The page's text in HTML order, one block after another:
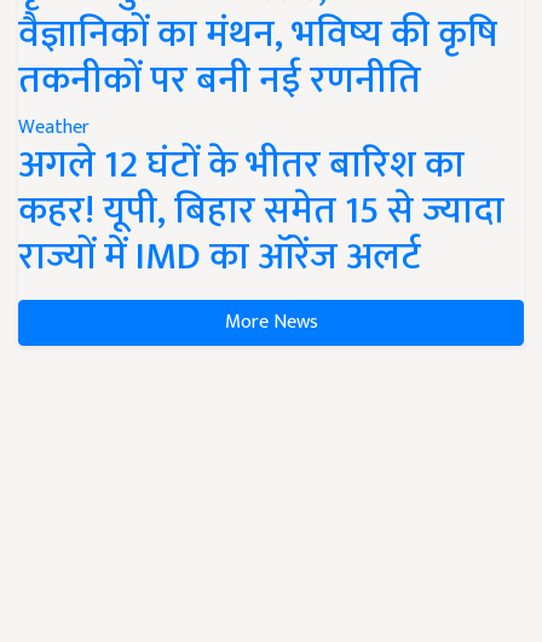
वैज्ञानिकों का मंथन, भविष्य की कृषि
तकनीकों पर बनी नई रणनीति
Weather
अगले 12 घंटों के भीतर बारिश का
कहर! यूपी, बिहार समेत 15 से ज्यादा
राज्यों में IMD का ऑरेंज अलर्ट
More News